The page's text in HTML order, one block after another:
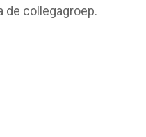
de collegagroep.